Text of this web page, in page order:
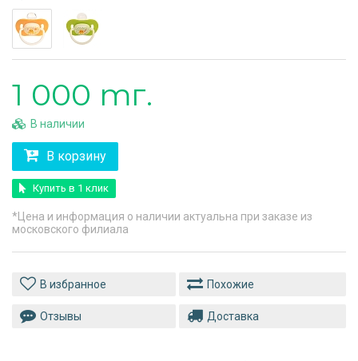
1 000 тг.
В наличии
В корзину
Купить в 1 клик
*Цена и информация о наличии актуальна при заказе из
московского филиала
Похожие
Отзывы Доставка